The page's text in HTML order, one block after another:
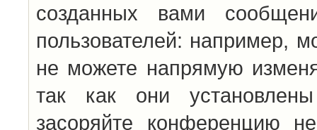
созданных вами
пользователей: например,
не можете напрямую
так как они
засоряйте конференцию